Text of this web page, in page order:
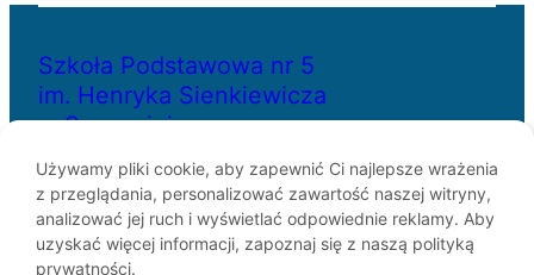
Szkoła Podstawowa nr 5
im. Henryka Sienkiewicza
w Szczecinie
ul. Bł. Królowej Jadwigi 29
70-262 Szczecin
telefon: 91-433-30-07
Używamy pliki cookie, aby zapewnić Ci najlepsze wrażenia
z przeglądania, personalizować zawartość naszej witryny,
analizować jej ruch i wyświetlać odpowiednie reklamy. Aby
uzyskać więcej informacji, zapoznaj się z naszą polityką
prywatności.